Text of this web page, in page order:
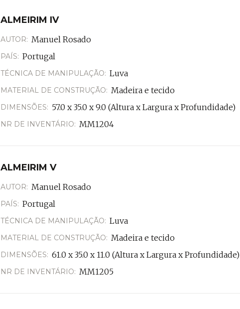
ALMEIRIM IV
AUTOR: Manuel Rosado
PAÍS: Portugal
TÉCNICA DE MANIPULAÇÃO: Luva
MATERIAL DE CONSTRUÇÃO: Madeira e tecido
DIMENSÕES: 57.0 x 35.0 x 9.0 (Altura x Largura x Profundidade)
NR DE INVENTÁRIO: MM1204
ALMEIRIM V
AUTOR: Manuel Rosado
PAÍS: Portugal
TÉCNICA DE MANIPULAÇÃO: Luva
MATERIAL DE CONSTRUÇÃO: Madeira e tecido
DIMENSÕES: 61.0 x 35.0 x 11.0 (Altura x Largura x Profundidade)
NR DE INVENTÁRIO: MM1205